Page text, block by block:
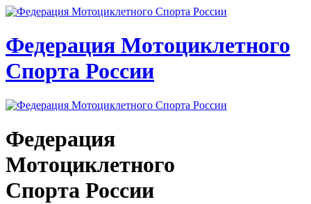
Федерация Мотоциклетного
Спорта России
Федерация
Мотоциклетного
Спорта России